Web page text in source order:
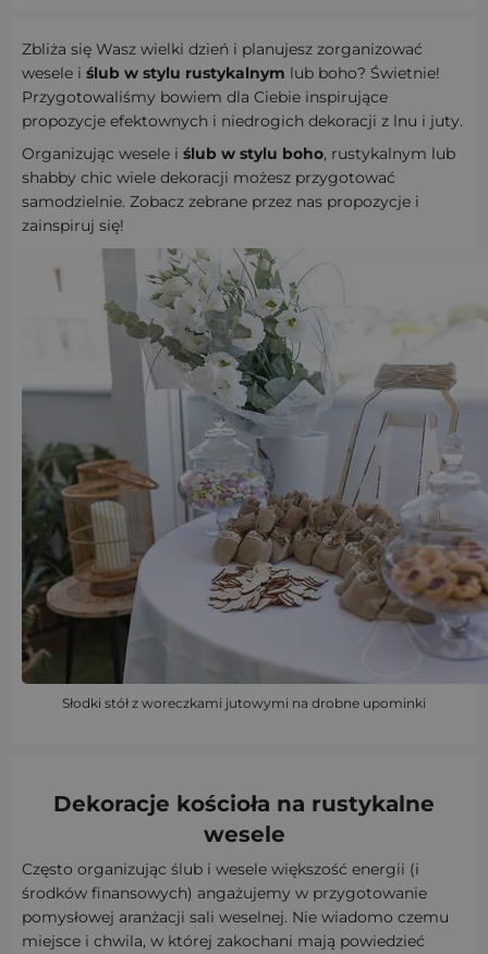
Zbliża się Wasz wielki dzień i planujesz zorganizować
wesele i ślub w stylu rustykalnym lub boho? Świetnie!
Przygotowaliśmy bowiem dla Ciebie inspirujące
propozycje efektownych i niedrogich dekoracji z lnu i juty.
Organizując wesele i ślub w stylu boho, rustykalnym lub
shabby chic wiele dekoracji możesz przygotować
samodzielnie. Zobacz zebrane przez nas propozycje i
zainspiruj się!
Słodki stół z woreczkami jutowymi na drobne upominki
Dekoracje kościoła na rustykalne
wesele
Często organizując ślub i wesele większość energii (i
środków finansowych) angażujemy w przygotowanie
pomysłowej aranżacji sali weselnej. Nie wiadomo czemu
miejsce i chwila, w której zakochani mają powiedzieć